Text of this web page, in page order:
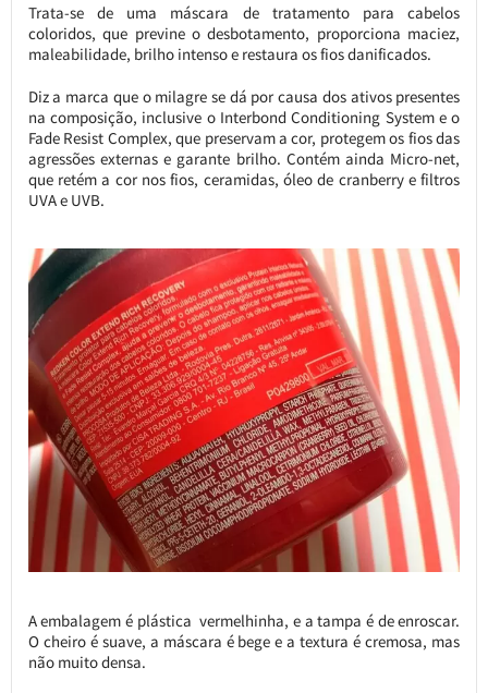
Trata-se de uma máscara de tratamento para cabelos
coloridos, que previne o desbotamento, proporciona maciez,
maleabilidade, brilho intenso e restaura os fios danificados.
Diz a marca que o milagre se dá por causa dos ativos presentes
na composição, inclusive o Interbond Conditioning System e o
Fade Resist Complex, que preservam a cor, protegem os fios das
agressões externas e garante brilho. Contém ainda Micro-net,
que retém a cor nos fios, ceramidas, óleo de cranberry e filtros
UVA e UVB.
A embalagem é plástica vermelhinha, e a tampa é de enroscar.
O cheiro é suave, a máscara é bege e a textura é cremosa, mas
não muito densa.